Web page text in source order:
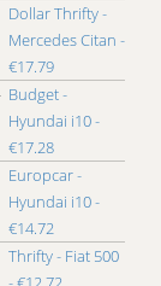
Dollar Thrifty -
Mercedes Citan -
€17.79
Budget -
Hyundai i10 -
€17.28
Europcar -
Hyundai i10 -
€14.72
Thrifty - Fiat 500